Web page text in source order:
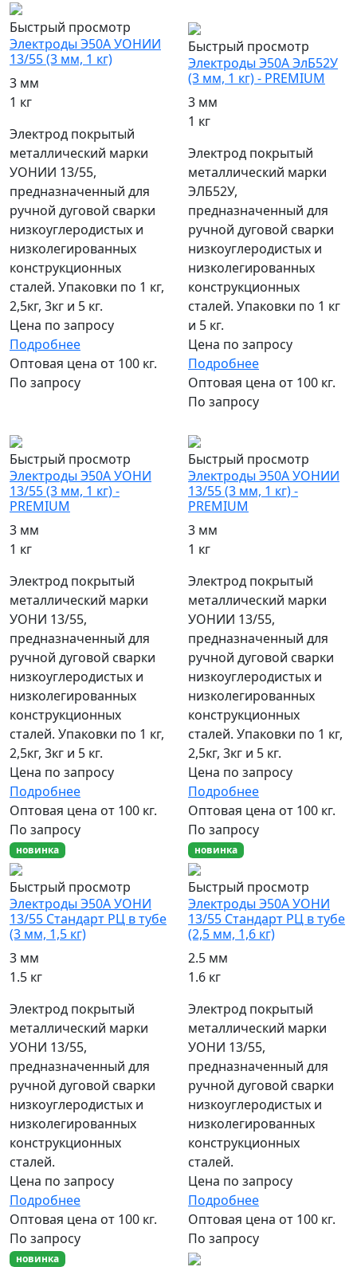
Быстрый просмотр
Электроды Э50А УОНИИ
13/55 (3 мм, 1 кг)
3 мм
1 кг
Электрод покрытый
металлический марки
УОНИИ 13/55,
предназначенный для
ручной дуговой сварки
низкоуглеродистых и
низколегированных
конструкционных
сталей. Упаковки по 1 кг,
2,5кг, 3кг и 5 кг.
Цена по запросу
Подробнее
Оптовая цена от 100 кг.
По запросу
Быстрый просмотр
Электроды Э50А ЭлБ52У
(3 мм, 1 кг) - PREMIUM
3 мм
1 кг
Электрод покрытый
металлический марки
ЭЛБ52У,
предназначенный для
ручной дуговой сварки
низкоуглеродистых и
низколегированных
конструкционных
сталей. Упаковки по 1 кг
и 5 кг.
Цена по запросу
Подробнее
Оптовая цена от 100 кг.
По запросу
Быстрый просмотр
Электроды Э50А УОНИ
13/55 (3 мм, 1 кг) -
PREMIUM
3 мм
1 кг
Электрод покрытый
металлический марки
УОНИ 13/55,
предназначенный для
ручной дуговой сварки
низкоуглеродистых и
низколегированных
конструкционных
сталей. Упаковки по 1 кг,
2,5кг, 3кг и 5 кг.
Цена по запросу
Подробнее
Оптовая цена от 100 кг.
По запросу
Быстрый просмотр
Электроды Э50А УОНИИ
13/55 (3 мм, 1 кг) -
PREMIUM
3 мм
1 кг
Электрод покрытый
металлический марки
УОНИИ 13/55,
предназначенный для
ручной дуговой сварки
низкоуглеродистых и
низколегированных
конструкционных
сталей. Упаковки по 1 кг,
2,5кг, 3кг и 5 кг.
Цена по запросу
Подробнее
Оптовая цена от 100 кг.
По запросу
новинка
Быстрый просмотр
Электроды Э50А УОНИ
13/55 Стандарт РЦ в тубе
(3 мм, 1,5 кг)
3 мм
1.5 кг
Электрод покрытый
металлический марки
УОНИ 13/55,
предназначенный для
ручной дуговой сварки
низкоуглеродистых и
низколегированных
конструкционных
сталей.
Цена по запросу
Подробнее
Оптовая цена от 100 кг.
По запросу
новинка
Быстрый просмотр
Электроды Э50А УОНИ
13/55 Стандарт РЦ в тубе
(2,5 мм, 1,6 кг)
2.5 мм
1.6 кг
Электрод покрытый
металлический марки
УОНИ 13/55,
предназначенный для
ручной дуговой сварки
низкоуглеродистых и
низколегированных
конструкционных
сталей.
Цена по запросу
Подробнее
Оптовая цена от 100 кг.
По запросу
новинка